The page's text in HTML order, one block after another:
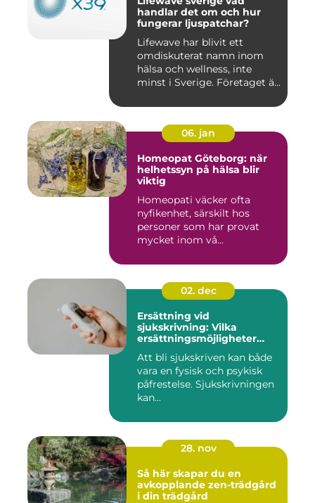
handlar det om och hur
fungerar ljuspatchar?
Lifewave har blivit ett
omdiskuterat namn inom
hälsa och wellness, inte
minst i Sverige. Företaget ä...
06. jan
Homeopat Göteborg: när
helhetssyn på hälsa blir
viktig
Homeopati väcker ofta
nyfikenhet, särskilt hos
personer som har provat
mycket inom vå...
02. dec
Ersättning vid
sjukskrivning: Vilka
ersättningsmöjligheter
Att bli sjukskriven kan både
vara en fysisk och psykisk
påfrestelse. Sjukskrivningen
kan...
28. nov
Så här skapar du en
avkopplande zen-trädgård
i din trädgård